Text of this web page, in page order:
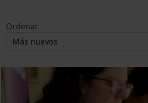
Ordenar